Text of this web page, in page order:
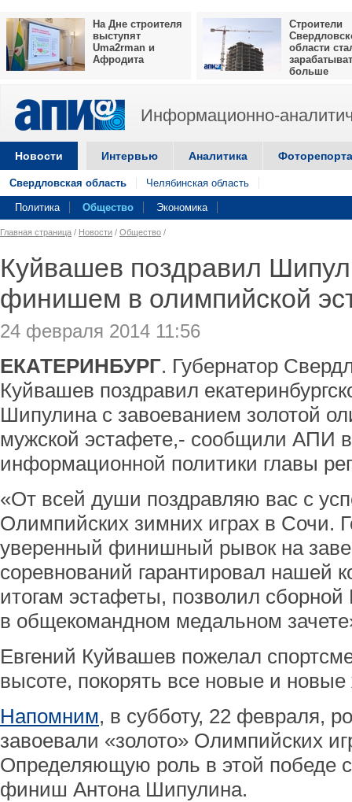
На Дне строителя
выступят
Uma2rman и
Афродита
Строители
области
больше
Информационно-
Новости Интервью Аналитика
Свердловская область Челябинская область
Политика Общество Экономика
Главная страница / Новости / Общество /
Куйвашев поздравил
финишем в олимпийской
24 февраля 2014 11:56
ЕКАТЕРИНБУРГ. Губернатор
Куйвашев поздравил
Шипулина с завоеванием золотой
мужской эстафете,- сообщили АПИ
информационной политики главы
«От всей души поздравляю вас с
Олимпийских зимних играх в Сочи.
уверенный финишный рывок на
соревнований гарантировал нашей
итогам эстафеты, позволил
в общекомандном медальном
Евгений Куйвашев пожелал
высоте, покорять все новые и
Напомним, в субботу, 22 февраля,
завоевали «золото» Олимпийских
Определяющую роль в этой победе
финиш Антона Шипулина.